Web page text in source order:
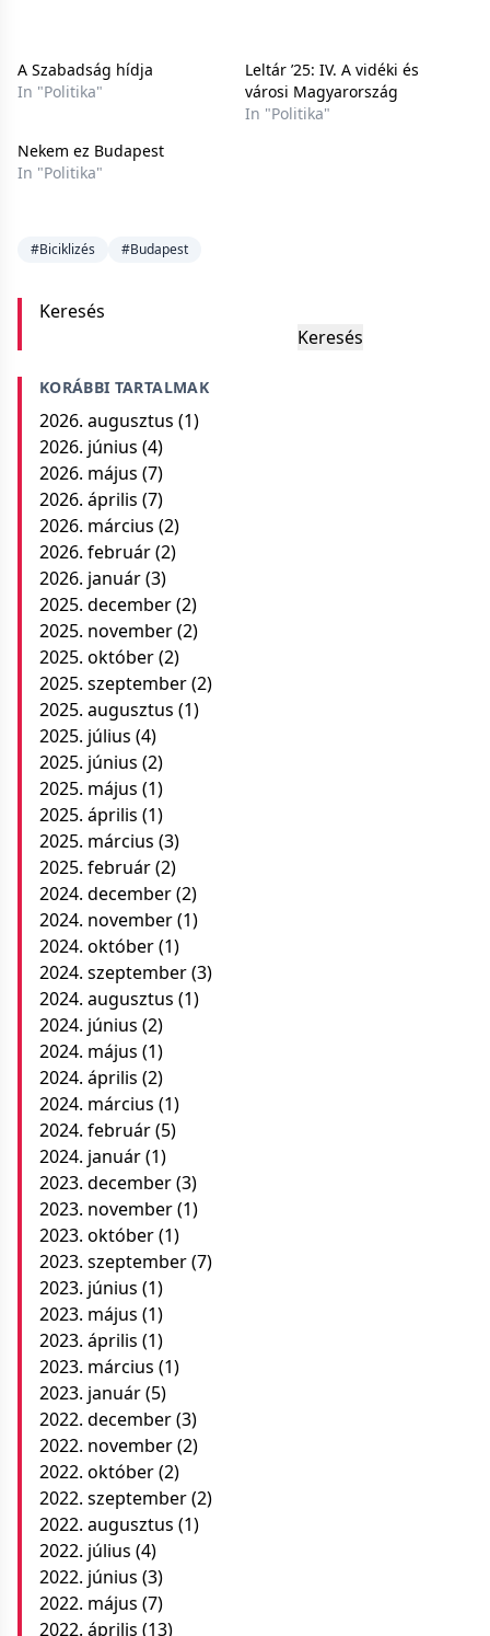
A Szabadság hídja
In "Politika"
Leltár ’25: IV. A vidéki és
városi Magyarország
In "Politika"
Nekem ez Budapest
In "Politika"
#Biciklizés #Budapest
Keresés
Keresés
KORÁBBI TARTALMAK
2026. augusztus (1)
2026. június (4)
2026. május (7)
2026. április (7)
2026. március (2)
2026. február(2)
2026. január(3)
2025. december(2)
2025. november(2)
2025. október(2)
2025. szeptember(2)
2025. augusztus (1)
2025. július (4)
2025. június (2)
2025. május (1)
2025. április (1)
2025. március (3)
2025. február(2)
2024. december(2)
2024. november(1)
2024. október(1)
2024. szeptember(3)
2024. augusztus (1)
2024. június (2)
2024. május (1)
2024. április (2)
2024. március (1)
2024. február(5)
2024. január(1)
2023. december(3)
2023. november(1)
2023. október(1)
2023. szeptember(7)
2023. június (1)
2023. május (1)
2023. április (1)
2023. március (1)
2023. január(5)
2022. december(3)
2022. november(2)
2022. október(2)
2022. szeptember(2)
2022. augusztus (1)
2022. július (4)
2022. június (3)
2022. május (7)
2022. április (13)